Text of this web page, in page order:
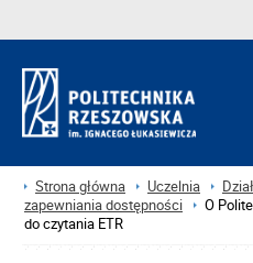
Strona główna Uczelnia
zapewniania dostępności
O
do czytania ETR